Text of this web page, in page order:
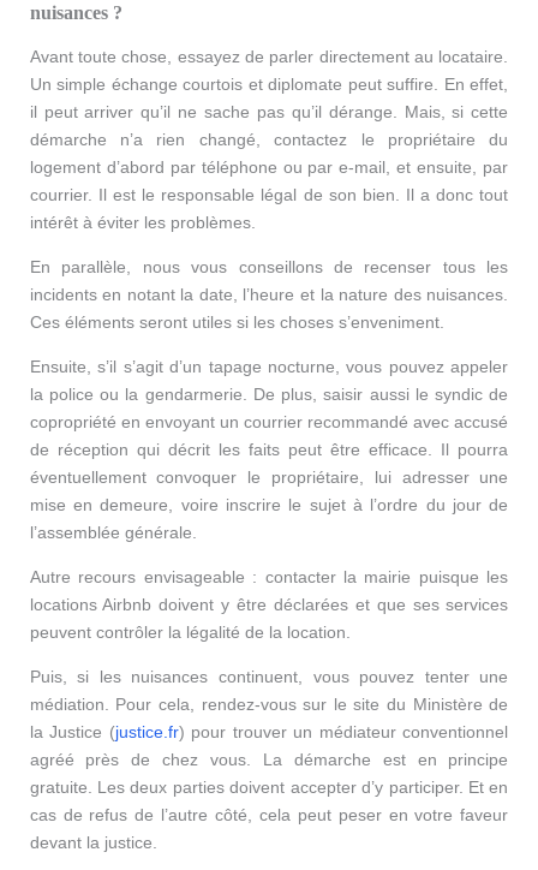
nuisances ?
Avant toute chose, essayez de parler directement au locataire.
Un simple échange courtois et diplomate peut suffire. En effet,
il peut arriver qu’il ne sache pas qu’il dérange. Mais, si cette
démarche n’a rien changé, contactez le propriétaire du
logement d’abord par téléphone ou par e-mail, et ensuite, par
courrier. Il est le responsable légal de son bien. Il a donc tout
intérêt à éviter les problèmes.
En parallèle, nous vous conseillons de recenser tous les
incidents en notant la date, l’heure et la nature des nuisances.
Ces éléments seront utiles si les choses s’enveniment.
Ensuite, s’il s’agit d’un tapage nocturne, vous pouvez appeler
la police ou la gendarmerie. De plus, saisir aussi le syndic de
copropriété en envoyant un courrier recommandé avec accusé
de réception qui décrit les faits peut être efficace. Il pourra
éventuellement convoquer le propriétaire, lui adresser une
mise en demeure, voire inscrire le sujet à l’ordre du jour de
l’assemblée générale.
Autre recours envisageable : contacter la mairie puisque les
locations Airbnb doivent y être déclarées et que ses services
peuvent contrôler la légalité de la location.
Puis, si les nuisances continuent, vous pouvez tenter une
médiation. Pour cela, rendez-vous sur le site du Ministère de
la Justice (justice.fr) pour trouver un médiateur conventionnel
agréé près de chez vous. La démarche est en principe
gratuite. Les deux parties doivent accepter d’y participer. Et en
cas de refus de l’autre côté, cela peut peser en votre faveur
devant la justice.